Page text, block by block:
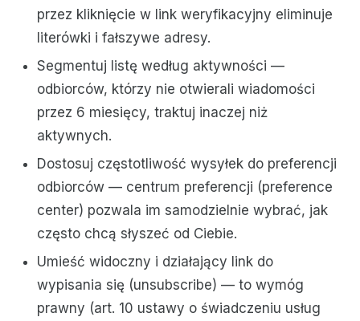
przez kliknięcie w link weryfikacyjny eliminuje
literówki i fałszywe adresy.
Segmentuj listę według aktywności —
odbiorców, którzy nie otwierali wiadomości
przez 6 miesięcy, traktuj inaczej niż
aktywnych.
Dostosuj częstotliwość wysyłek do preferencji
odbiorców — centrum preferencji (preference
center) pozwala im samodzielnie wybrać, jak
często chcą słyszeć od Ciebie.
Umieść widoczny i działający link do
wypisania się (unsubscribe) — to wymóg
prawny (art. 10 ustawy o świadczeniu usług